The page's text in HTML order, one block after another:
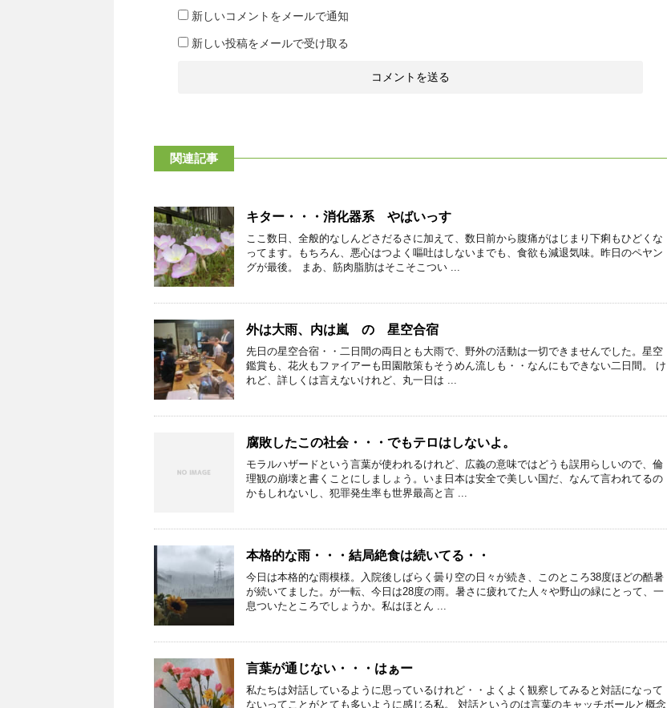
新しいコメントをメールで通知
新しい投稿をメールで受け取る
関連記事
キター・・・消化器系 やばいっす
ここ数日、全般的なしんどさだるさに加えて、数日前から腹痛がはじまり下痢もひどくな
ってます。もちろん、悪心はつよく嘔吐はしないまでも、食欲も減退気味。昨日のペヤン
グが最後。 まあ、筋肉脂肪はそこそこつい ...
外は大雨、内は嵐 の 星空合宿
先日の星空合宿・・二日間の両日とも大雨で、野外の活動は一切できませんでした。星空
鑑賞も、花火もファイアーも田園散策もそうめん流しも・・なんにもできない二日間。 け
れど、詳しくは言えないけれど、丸一日は ...
腐敗したこの社会・・・でもテロはしないよ。
モラルハザードという言葉が使われるけれど、広義の意味ではどうも誤用らしいので、倫
理観の崩壊と書くことにしましょう。いま日本は安全で美しい国だ、なんて言われてるの
かもしれないし、犯罪発生率も世界最高と言 ...
本格的な雨・・・結局絶食は続いてる・・
今日は本格的な雨模様。入院後しばらく曇り空の日々が続き、このところ38度ほどの酷暑
が続いてました。が一転、今日は28度の雨。暑さに疲れてた人々や野山の緑にとって、一
息ついたところでしょうか。私はほとん ...
言葉が通じない・・・はぁー
私たちは対話しているように思っているけれど・・よくよく観察してみると対話になって
ないってことがとても多いように感じる私。 対話というのは言葉のキャッチボールと概念